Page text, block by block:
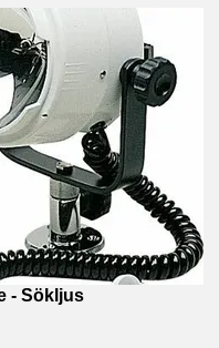
- Sökljus